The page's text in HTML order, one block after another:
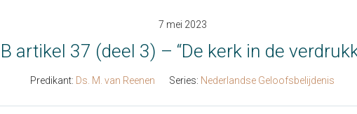
7 mei 2023
artikel 37 (deel 3) – “De kerk in de
Predikant: Ds. M. van Reenen Series: Nederlandse Geloofsbelijdenis